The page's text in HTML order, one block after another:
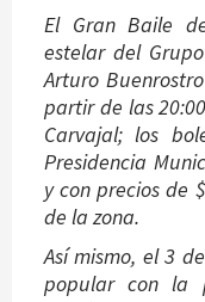
El Gran Baile
estelar del
Arturo
partir de las
Carvajal; los
Presidencia
y con precios de
de la zona.
Así mismo, el 3
popular con la